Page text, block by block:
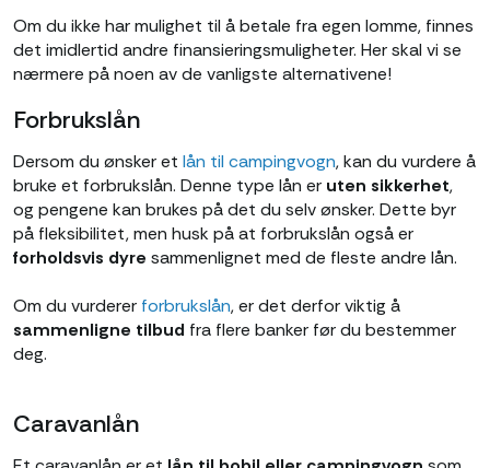
Om du ikke har mulighet til å betale fra egen lomme, finnes
det imidlertid andre finansieringsmuligheter. Her skal vi se
nærmere på noen av de vanligste alternativene!
Forbrukslån
Dersom du ønsker et lån til campingvogn, kan du vurdere å
bruke et forbrukslån. Denne type lån er uten sikkerhet,
og pengene kan brukes på det du selv ønsker. Dette byr
på fleksibilitet, men husk på at forbrukslån også er
forholdsvis dyre sammenlignet med de fleste andre lån.
Om du vurderer forbrukslån, er det derfor viktig å
sammenligne tilbud fra flere banker før du bestemmer
deg.
Caravanlån